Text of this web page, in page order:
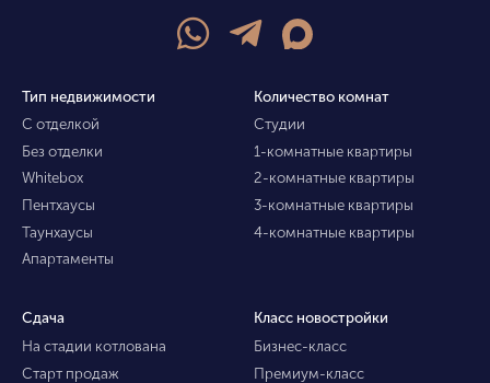
Тип недвижимости
С отделкой
Без отделки
Whitebox
Пентхаусы
Таунхаусы
Апартаменты
Количество комнат
Студии
1-комнатные квартиры
2-комнатные квартиры
3-комнатные квартиры
4-комнатные квартиры
Сдача
На стадии котлована
Старт продаж
Класс новостройки
Бизнес-класс
Премиум-класс